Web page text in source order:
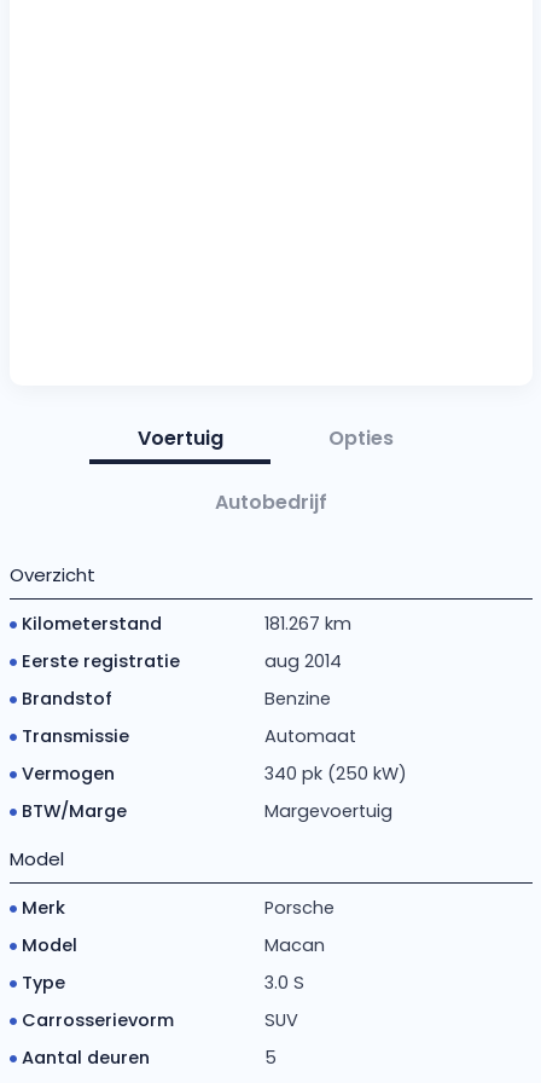
Voertuig Opties
Autobedrijf
Overzicht
Kilometerstand
181.267 km
Eerste registratie
aug 2014
Brandstof
Benzine
Transmissie
Automaat
Vermogen
340 pk (250 kW)
BTW/Marge
Margevoertuig
Model
Merk
Porsche
Model
Macan
Type
3.0 S
Carrosserievorm
SUV
Aantal deuren
5